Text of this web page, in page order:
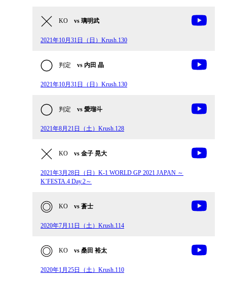
KO vs 璃明武
2021年10月31日（日）Krush.130
判定 vs 内田 晶
2021年10月31日（日）Krush.130
判定 vs 愛瑠斗
2021年8月21日（土）Krush.128
KO vs 金子 晃大
2021年3月28日（日）K-1 WORLD GP 2021 JAPAN ～
K’FESTA.4 Day.2～
KO vs 蒼士
2020年7月11日（土）Krush.114
KO vs 桑田 裕太
2020年1月25日（土）Krush.110